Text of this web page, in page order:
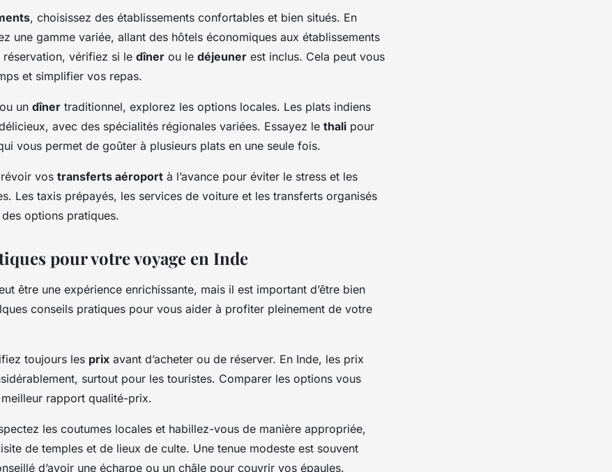
, choisissez des établissements confortables et bien situés. En
une gamme variée, allant des hôtels économiques aux établissements
vérifiez si le dîner ou le déjeuner est inclus. Cela peut vous
et simplifier vos repas.
ou un dîner traditionnel, explorez les options locales. Les plats indiens
avec des spécialités régionales variées. Essayez le thali pour
vous permet de goûter à plusieurs plats en une seule fois.
vos transferts aéroport à l’avance pour éviter le stress et les
Les taxis prépayés, les services de voiture et les transferts organisés
options pratiques.
pour votre voyage en Inde
être une expérience enrichissante, mais il est important d’être bien
conseils pratiques pour vous aider à profiter pleinement de votre
toujours les prix avant d’acheter ou de réserver. En Inde, les prix
surtout pour les touristes. Comparer les options vous
rapport qualité-prix.
les coutumes locales et habillez-vous de manière appropriée,
de temples et de lieux de culte. Une tenue modeste est souvent
d’avoir une écharpe ou un châle pour couvrir vos épaules.